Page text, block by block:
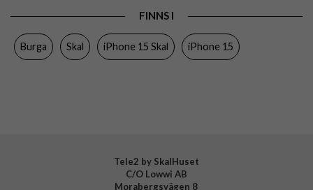
Material Hårdplast (PC), Mjukplast (TPU)
FINNS I
Burga Skal iPhone 15 Skal iPhone 15
Tele2 by SkalHuset
C/O Lowwi AB
Morabergsvägen 8